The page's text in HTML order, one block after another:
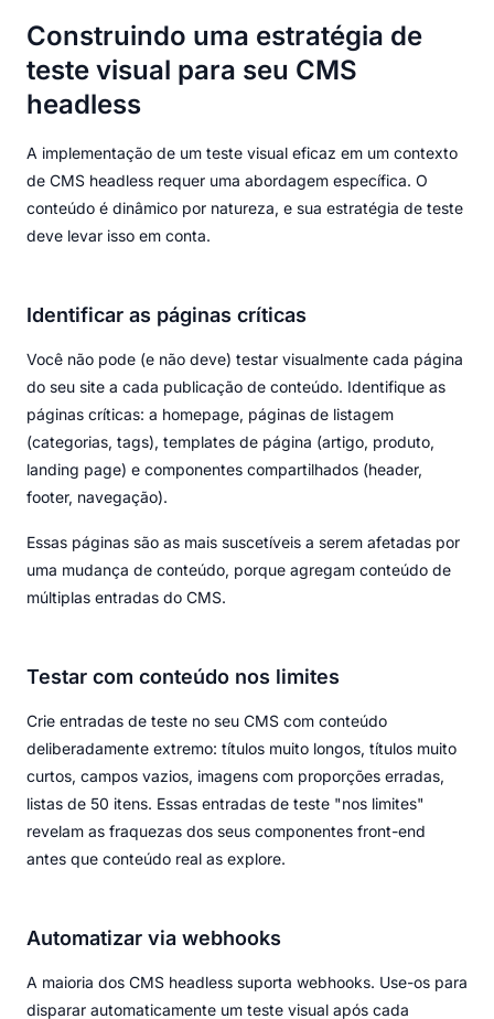
Construindo uma estratégia de
teste visual para seu CMS
headless
A implementação de um teste visual eficaz em um contexto
de CMS headless requer uma abordagem específica. O
conteúdo é dinâmico por natureza, e sua estratégia de teste
deve levar isso em conta.
Identificar as páginas críticas
Você não pode (e não deve) testar visualmente cada página
do seu site a cada publicação de conteúdo. Identifique as
páginas críticas: a homepage, páginas de listagem
(categorias, tags), templates de página (artigo, produto,
landing page) e componentes compartilhados (header,
footer, navegação).
Essas páginas são as mais suscetíveis a serem afetadas por
uma mudança de conteúdo, porque agregam conteúdo de
múltiplas entradas do CMS.
Testar com conteúdo nos limites
Crie entradas de teste no seu CMS com conteúdo
deliberadamente extremo: títulos muito longos, títulos muito
curtos, campos vazios, imagens com proporções erradas,
listas de 50 itens. Essas entradas de teste "nos limites"
revelam as fraquezas dos seus componentes front-end
antes que conteúdo real as explore.
Automatizar via webhooks
A maioria dos CMS headless suporta webhooks. Use-os para
disparar automaticamente um teste visual após cada